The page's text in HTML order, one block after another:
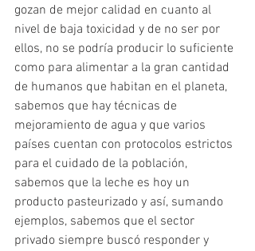
gozan de mejor calidad en cuanto al
nivel de baja toxicidad y de no ser por
ellos, no se podría producir lo suficiente
como para alimentar a la gran cantidad
de humanos que habitan en el planeta,
sabemos que hay técnicas de
mejoramiento de agua y que varios
países cuentan con protocolos estrictos
para el cuidado de la población,
sabemos que la leche es hoy un
producto pasteurizado y así, sumando
ejemplos, sabemos que el sector
privado siempre buscó responder y